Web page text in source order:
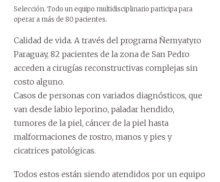
Selección. Todo un equipo multidisciplinario participa para
operar a más de 80 pacientes.
Calidad de vida. A través del programa Ñemyatyro
Paraguay, 82 pacientes de la zona de San Pedro
acceden a cirugías reconstructivas complejas sin
costo alguno.
Casos de personas con variados diagnósticos, que
van desde labio leporino, paladar hendido,
tumores de la piel, cáncer de la piel hasta
malformaciones de rostro, manos y pies y
cicatrices patológicas.
Todos estos están siendo atendidos por un equipo